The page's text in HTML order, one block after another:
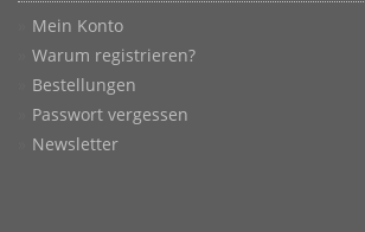
Mein Konto
Warum registrieren?
Bestellungen
Passwort vergessen
Newsletter